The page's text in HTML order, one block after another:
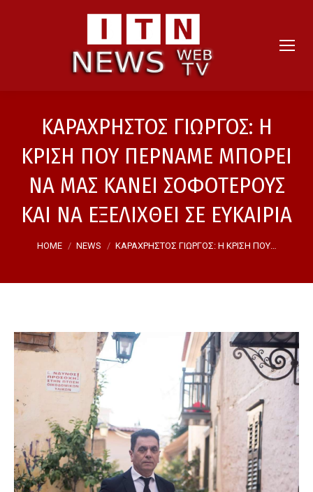
ΚΑΡΑΧΡΗΣΤΟΣ ΓΙΩΡΓΟΣ: Η
ΚΡΙΣΗ ΠΟΥ ΠΕΡΝΑΜΕ ΜΠΟΡΕΙ
ΝΑ ΜΑΣ ΚΑΝΕΙ ΣΟΦΟΤΕΡΟΥΣ
ΚΑΙ ΝΑ ΕΞΕΛΙΧΘΕΙ ΣΕ ΕΥΚΑΙΡΙΑ
HOME NEWS ΚΑΡΑΧΡΗΣΤΟΣ ΓΙΩΡΓΟΣ: Η ΚΡΙΣΗ ΠΟΥ…